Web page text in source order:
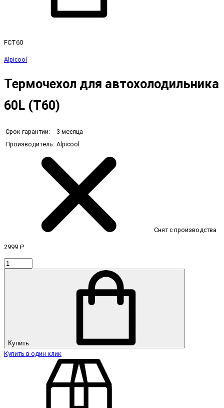
FCT60
Alpicool
Термочехол для автохолодильника
60L (T60)
Срок гарантии:
3 месяца
Производитель: Alpicool
Снят с производства
2999 ₽
Купить
Купить в один клик